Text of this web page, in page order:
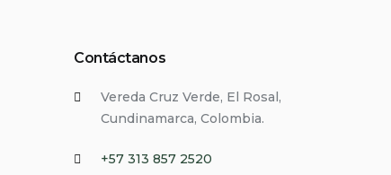
Contáctanos
Vereda Cruz Verde, El Rosal,
Cundinamarca, Colombia.
+57 313 857 2520